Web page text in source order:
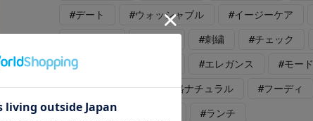
#デート #ウォッシャブル #イージーケア
#刺繍 #チェック
#フェミニン #エレガンス #モード
#骨格ウェーブ #骨格ナチュラル #フーディ
#WEB限定 #ランチ